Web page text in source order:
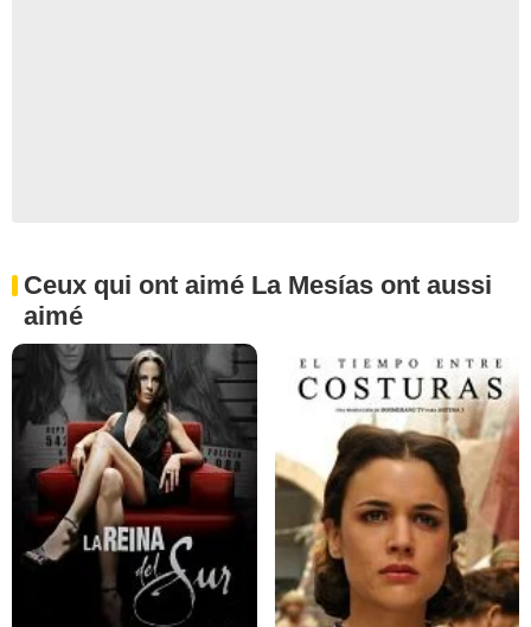
Ceux qui ont aimé La Mesías ont aussi
aimé